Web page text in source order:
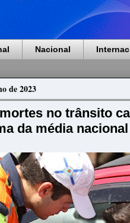
Nacional
de 2023
no trânsito
da média nacional